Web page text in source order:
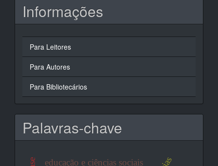
Informações
Para Leitores
Para Autores
Para Bibliotecários
Palavras-chave
educação e ciências sociais